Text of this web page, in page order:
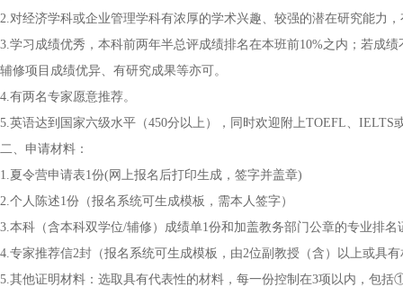
2.对经济学科或企业管理学科有浓厚的学术兴趣、较强的潜在研究能力
3.学习成绩优秀，本科前两年半总评成绩排名在本班前10%之内；若
辅修项目成绩优异、有研究成果等亦可。
4.有两名专家愿意推荐。
5.英语达到国家六级水平（450分以上），同时欢迎附上TOEFL、
二、申请材料：
1.夏令营申请表1份(网上报名后打印生成，签字并盖章)
2.个人陈述1份（报名系统可生成模板，需本人签字）
3.本科（含本科双学位/辅修）成绩单1份和加盖教务部门公章的专业排名
4.专家推荐信2封（报名系统可生成模板，由2位副教授（含）以上或具
5.其他证明材料：选取具有代表性的材料，每一份控制在3项以内，包